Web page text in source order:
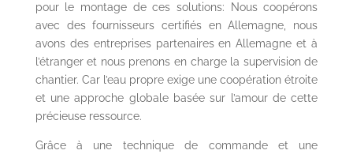
pour le montage de ces solutions: Nous coopérons
avec des fournisseurs certifiés en Allemagne, nous
avons des entreprises partenaires en Allemagne et à
l’étranger et nous prenons en charge la supervision de
chantier. Car l’eau propre exige une coopération étroite
et une approche globale basée sur l’amour de cette
précieuse ressource.
Grâce à une technique de commande et une